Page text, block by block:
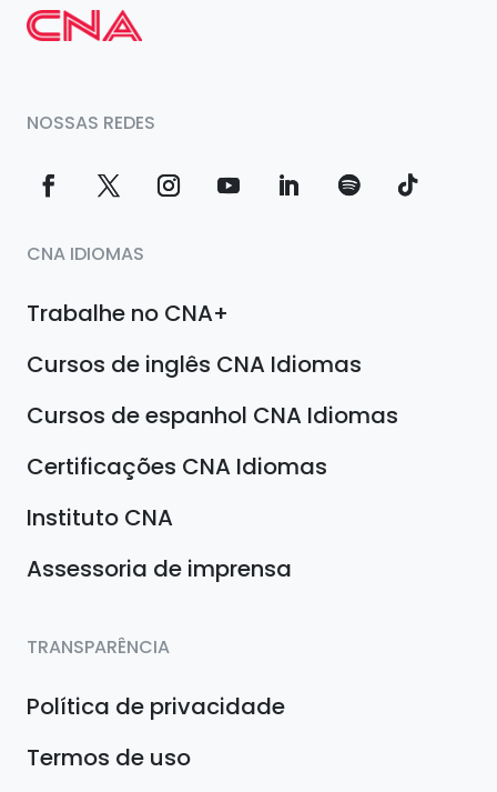
NOSSAS REDES
CNA IDIOMAS
Trabalhe no CNA+
Cursos de inglês CNA Idiomas
Cursos de espanhol CNA Idiomas
Certificações CNA Idiomas
Instituto CNA
Assessoria de imprensa
TRANSPARÊNCIA
Política de privacidade
Termos de uso